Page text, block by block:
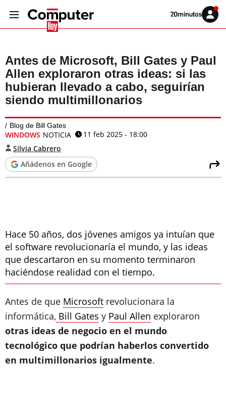
Volver
Iniciar
sesión
Antes de Microsoft, Bill Gates y Paul
Allen exploraron otras ideas: si las
hubieran llevado a cabo, seguirían
siendo multimillonarios
Blog de Bill Gates
WINDOWS NOTICIA
11 feb 2025 - 18:00
Silvia Cabrero
Añádenos en Google
Hace 50 años, dos jóvenes amigos ya intuían que
el software revolucionaría el mundo, y las ideas
que descartaron en su momento terminaron
haciéndose realidad con el tiempo.
Antes de que Microsoft revolucionara la
informática, Bill Gates y Paul Allen exploraron
otras ideas de negocio en el mundo
tecnológico que podrían haberlos convertido
en multimillonarios igualmente.